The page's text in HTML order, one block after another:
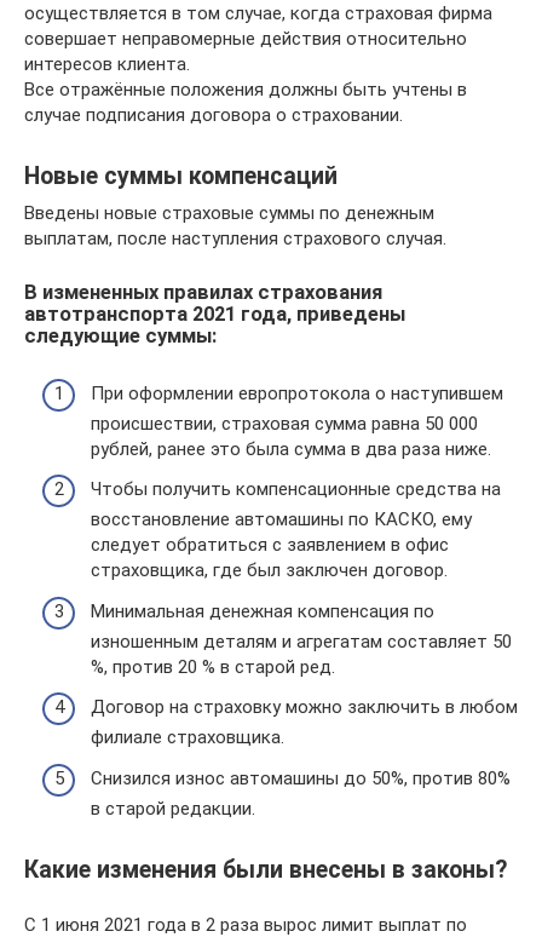
осуществляется в том случае, когда страховая фирма
совершает неправомерные действия относительно
интересов клиента.
Все отражённые положения должны быть учтены в
случае подписания договора о страховании.
Новые суммы компенсаций
Введены новые страховые суммы по денежным
выплатам, после наступления страхового случая.
В измененных правилах страхования
автотранспорта 2021 года, приведены
следующие суммы:
При оформлении европротокола о наступившем
происшествии, страховая сумма равна 50 000
рублей, ранее это была сумма в два раза ниже.
Чтобы получить компенсационные средства на
восстановление автомашины по КАСКО, ему
следует обратиться с заявлением в офис
страховщика, где был заключен договор.
Минимальная денежная компенсация по
изношенным деталям и агрегатам составляет 50
%, против 20 % в старой ред.
Договор на страховку можно заключить в любом
филиале страховщика.
Снизился износ автомашины до 50%, против 80%
в старой редакции.
Какие изменения были внесены в законы?
С 1 июня 2021 года в 2 раза вырос лимит выплат по